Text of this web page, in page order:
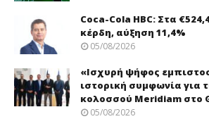
Coca-Cola HBC: Στα
κέρδη, αύξηση 11,4%
05/08/2026
«Ισχυρή ψήφος
ιστορική συμφωνία για
κολοσσού Meridiam στο
05/08/2026